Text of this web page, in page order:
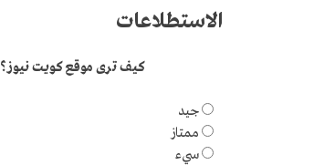
الاستطلاعات
كيف ترى موقع كويت نيوز؟
جيد
ممتاز
سيء